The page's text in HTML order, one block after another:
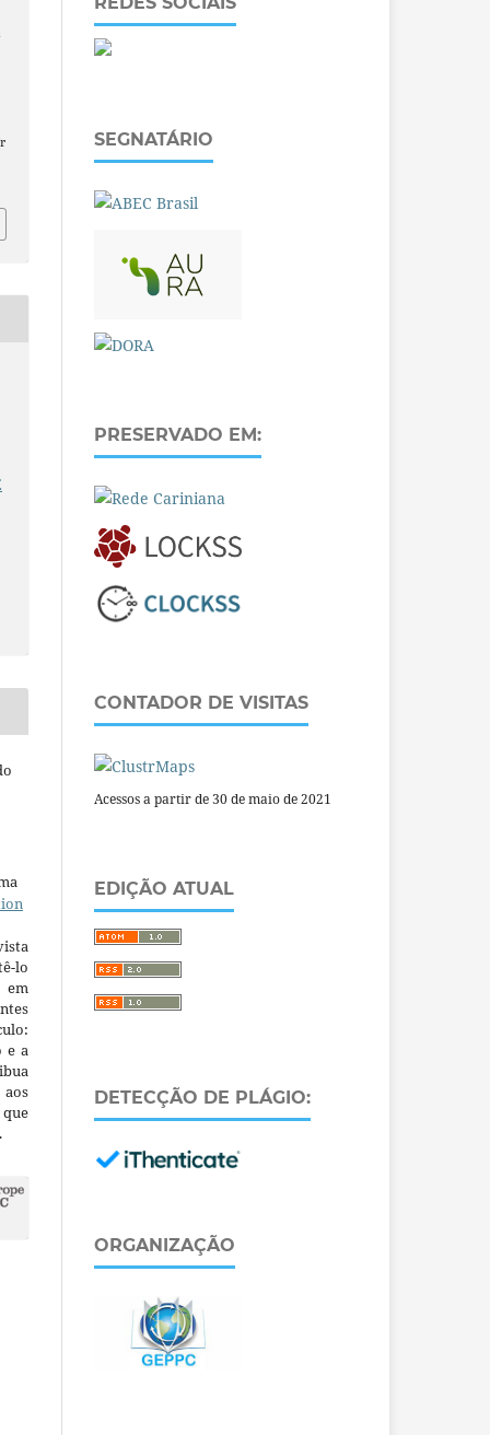
lo
em
e a
SEGNATÁRIO
PRESERVADO EM:
CONTADOR DE VISITAS
Acessos a partir de 30 de maio de 2021
EDIÇÃO ATUAL
DETECÇÃO DE PLÁGIO:
ORGANIZAÇÃO